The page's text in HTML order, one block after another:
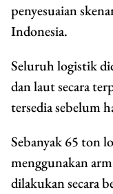
penyesuaian
Indonesia.
Seluruh logistik
dan laut secara
tersedia sebelum
Sebanyak 65 ton
menggunakan
dilakukan secara